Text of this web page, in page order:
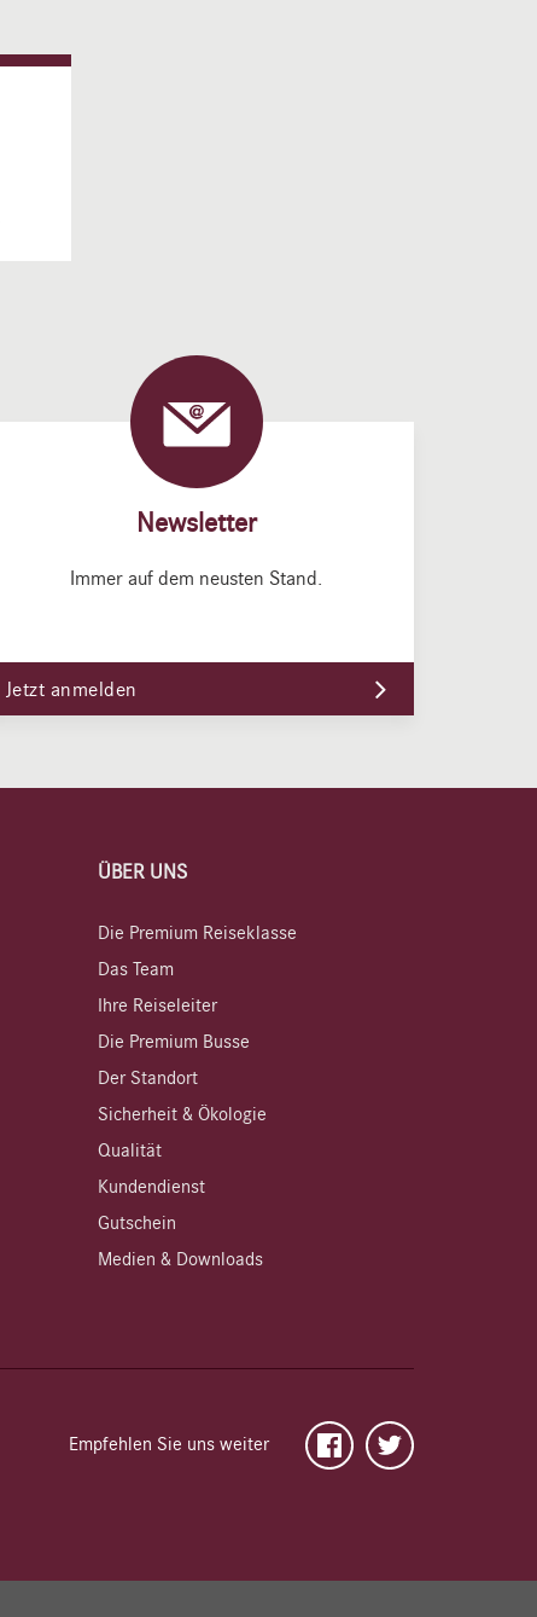
Newsletter
Immer auf dem neusten Stand.
Jetzt anmelden
ÜBER UNS
Die Premium Reiseklasse
Das Team
Ihre Reiseleiter
Die Premium Busse
Der Standort
Sicherheit & Ökologie
Qualität
Kundendienst
Gutschein
Medien & Downloads
Empfehlen Sie uns weiter